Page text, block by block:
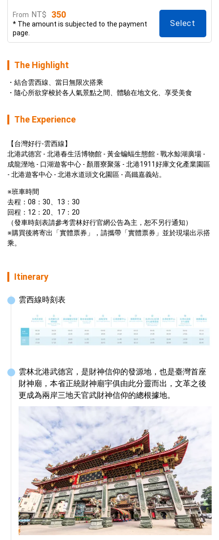
From NT$ 350
* The amount is subjected to the payment
page.
Select
The Highlight
結合雲西線、當日無限次搭乘
隨心所欲穿梭於各人氣景點之間、體驗在地文化、享受美食
The Experience
【台灣好行-雲西線】
北港武德宮 - 北港春生活博物館 - 黃金蝙蝠生態館 - 戰水鯨湖廣場 -
成龍溼地 - 口湖遊客中心 - 顏厝寮聚落 - 北港1911好庫文化產業園區
- 北港遊客中心 - 北港水道頭文化園區 - 高鐵嘉義站。
※班車時間
去程：08：30、13：30
回程：12：20、17：20
（發車時刻表請參考雲林好行官網公告為主，恕不另行通知）
※購買後將寄出「實體票券」，請攜帶「實體票券」並於現場出示搭
乘。
Itinerary
雲西線時刻表
雲林北港武德宮，是財神信仰的發源地，也是臺灣首座
財神廟，本省正統財神廟宇俱由此分靈而出，文革之後
更成為兩岸三地天官武財神信仰的總根據地。